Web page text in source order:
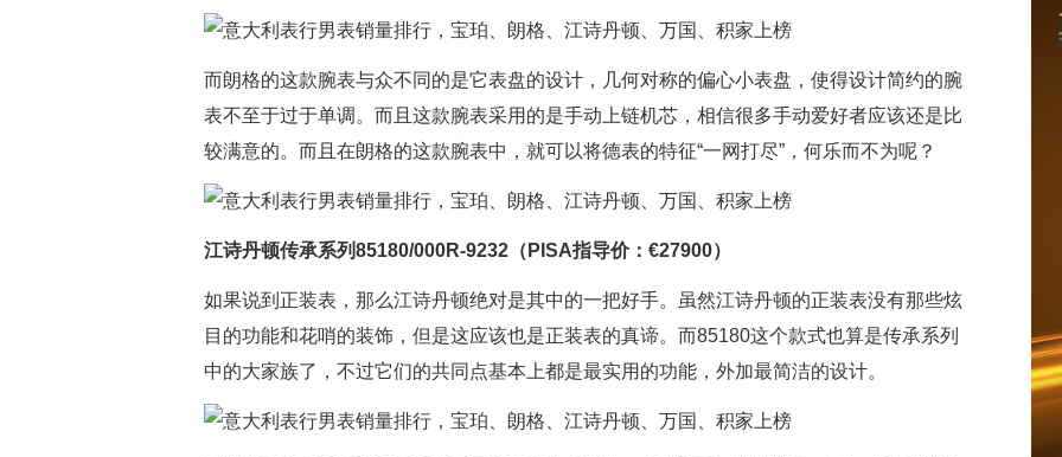
而朗格的这款腕表与众不同的是它表盘的设计，几何对称的偏心小表盘，使得设计简约的腕
表不至于过于单调。而且这款腕表采用的是手动上链机芯，相信很多手动爱好者应该还是比
较满意的。而且在朗格的这款腕表中，就可以将德表的特征“一网打尽”，何乐而不为呢？
江诗丹顿传承系列85180/000R-9232（PISA指导价：€27900）
如果说到正装表，那么江诗丹顿绝对是其中的一把好手。虽然江诗丹顿的正装表没有那些炫
目的功能和花哨的装饰，但是这应该也是正装表的真谛。而85180这个款式也算是传承系列
中的大家族了，不过它们的共同点基本上都是最实用的功能，外加最简洁的设计。